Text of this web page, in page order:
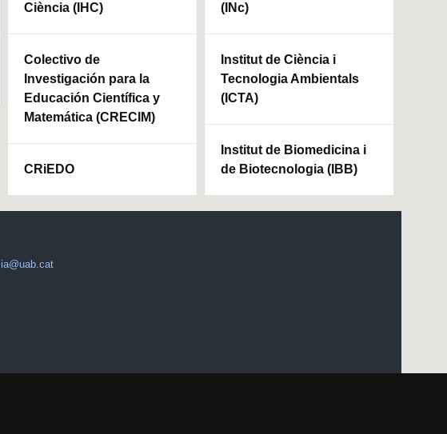
Ciència (IHC)
Colectivo de
Investigación para la
Educación Científica y
Matemática (CRECIM)
CRiEDO
(INc)
Institut de Ciència i
Tecnologia Ambientals
(ICTA)
Institut de Biomedicina i
de Biotecnologia (IBB)